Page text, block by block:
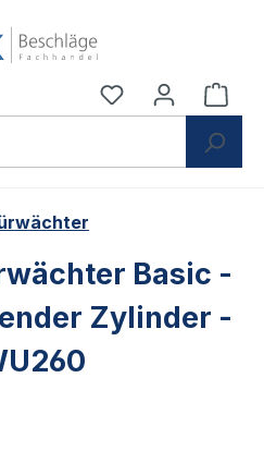
Du hast 0
Basic -
Zylinder -